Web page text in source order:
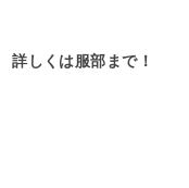
詳しくは服部まで！